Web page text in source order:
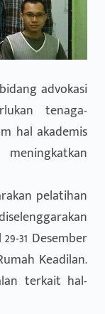
advokasi
tenaga-
hal akademis
pelatihan
31 Desember
Keadilan.
terkait hal-